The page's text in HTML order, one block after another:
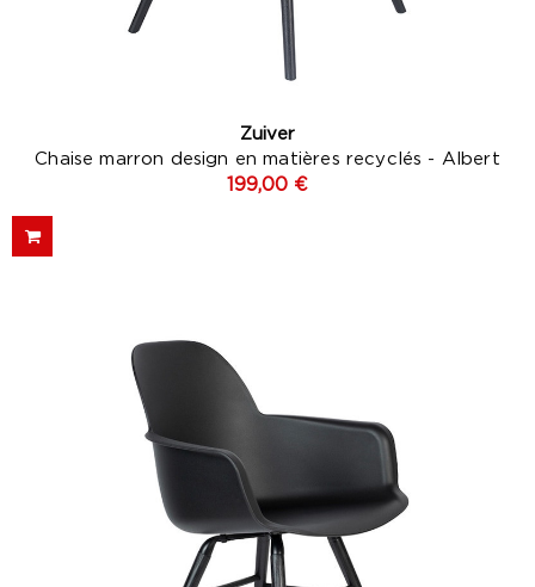
Zuiver
Chaise marron design en matières recyclés - Albert
199,00 €